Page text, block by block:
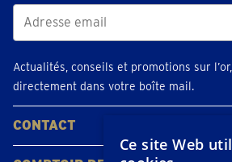
Actualités, conseils et promotions sur
directement dans votre boîte mail.
CONTACT
Contacter
Planifiez votre rendez-vous
Emplacements
Ce site Web